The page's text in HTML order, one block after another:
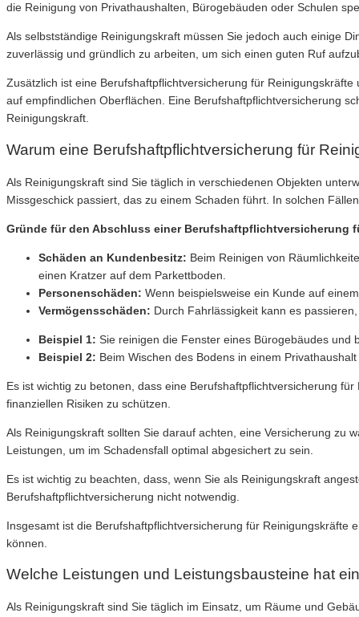
die Reinigung von Privathaushalten, Bürogebäuden oder Schulen
Als selbstständige Reinigungskraft müssen Sie jedoch auch einige
zuverlässig und gründlich zu arbeiten, um sich einen guten Ruf
Zusätzlich ist eine Berufshaftpflichtversicherung für
auf empfindlichen Oberflächen. Eine Berufshaftpflichtversicherung
Reinigungskraft.
Warum eine Berufshaftpflichtversicherung für
Als Reinigungskraft sind Sie täglich in verschiedenen Objekten
Missgeschick passiert, das zu einem Schaden führt. In solchen
Gründe für den Abschluss einer Berufshaftpflichtversicherung
Schäden an Kundenbesitz: Beim Reinigen von
einen Kratzer auf dem Parkettboden.
Personenschäden: Wenn beispielsweise ein Kunde auf
Vermögensschäden: Durch Fahrlässigkeit kann es
Beispiel 1: Sie reinigen die Fenster eines Bürogebäudes und
Beispiel 2: Beim Wischen des Bodens in einem
Es ist wichtig zu betonen, dass eine Berufshaftpflichtversicherung
finanziellen Risiken zu schützen.
Als Reinigungskraft sollten Sie darauf achten, eine Versicherung zu
Leistungen, um im Schadensfall optimal abgesichert zu sein.
Es ist wichtig zu beachten, dass, wenn Sie als Reinigungskraft
Berufshaftpflichtversicherung nicht notwendig.
Insgesamt ist die Berufshaftpflichtversicherung für
können.
Welche Leistungen und Leistungsbausteine hat
Als Reinigungskraft sind Sie täglich im Einsatz, um Räume und